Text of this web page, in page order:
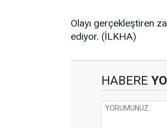
Olayı gerçekleştiren
ediyor. (İLKHA)
HABERE